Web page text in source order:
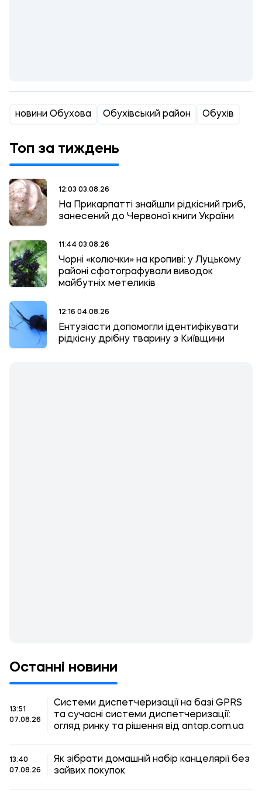
новини Обухова Обухівський район Обухів
Топ за тиждень
12:03 03.08.26
На Прикарпатті знайшли рідкісний гриб,
занесений до Червоної книги України
11:44 03.08.26
Чорні «колючки» на кропиві: у Луцькому
районі сфотографували виводок
майбутніх метеликів
12:16 04.08.26
Ентузіасти допомогли ідентифікувати
рідкісну дрібну тварину з Київщини
Останні новини
13:51
07.08.26
Системи диспетчеризації на базі GPRS
та сучасні системи диспетчеризації:
огляд ринку та рішення від antap.com.ua
13:40
07.08.26
Як зібрати домашній набір канцелярії без
зайвих покупок